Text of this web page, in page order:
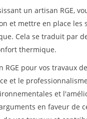
un artisan RGE,
et mettre en place
Cela se traduit par
thermique.
RGE pour vos travaux
et le
et
en faveur de